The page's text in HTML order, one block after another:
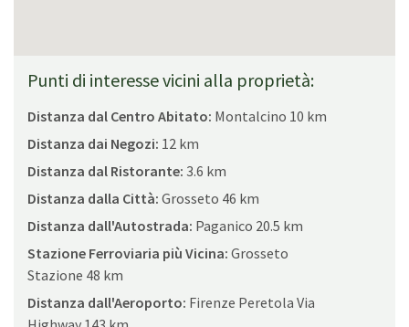
Punti di interesse vicini alla proprietà:
Distanza dal Centro Abitato: Montalcino 10 km
Distanza dai Negozi: 12 km
Distanza dal Ristorante: 3.6 km
Distanza dalla Città: Grosseto 46 km
Distanza dall'Autostrada: Paganico 20.5 km
Stazione Ferroviaria più Vicina: Grosseto
Stazione 48 km
Distanza dall'Aeroporto: Firenze Peretola Via